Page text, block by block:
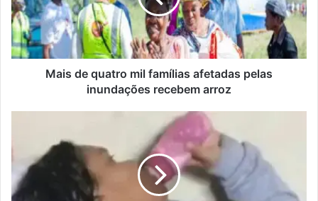
afetadas
pelas
inundações
recebem
Mais de quatro mil famílias afetadas pelas
inundações recebem arroz
ter
12
anos
para